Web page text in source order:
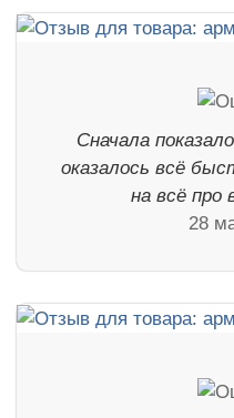
Сначала
оказалось всё
на всё про
28